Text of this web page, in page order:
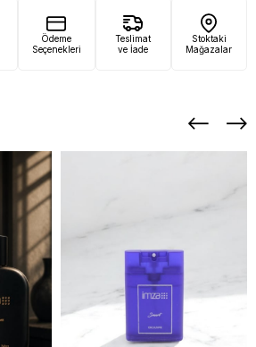
Ödeme
Seçenekleri
Teslimat
ve İade
Stoktaki
Mağazalar